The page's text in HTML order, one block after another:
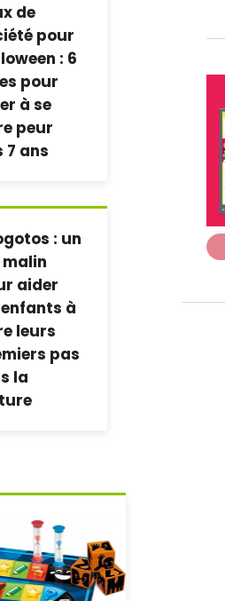
de
pour
: 6
pour
à se
peur
7 ans
: un
malin
aider
à
leurs
pas
la